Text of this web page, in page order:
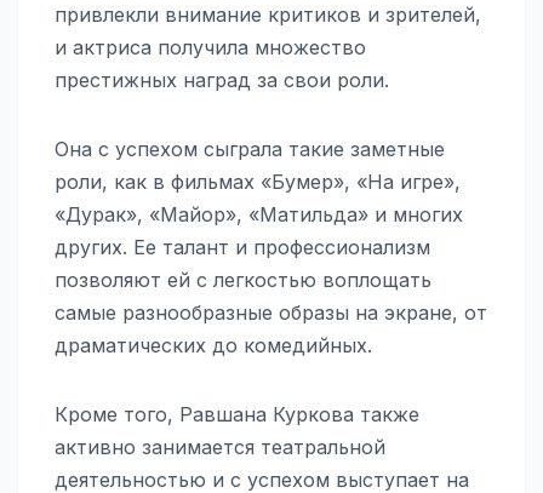
привлекли внимание критиков и зрителей,
и актриса получила множество
престижных наград за свои роли.
Она с успехом сыграла такие заметные
роли, как в фильмах «Бумер», «На игре»,
«Дурак», «Майор», «Матильда» и многих
других. Ее талант и профессионализм
позволяют ей с легкостью воплощать
самые разнообразные образы на экране, от
драматических до комедийных.
Кроме того, Равшана Куркова также
активно занимается театральной
деятельностью и с успехом выступает на